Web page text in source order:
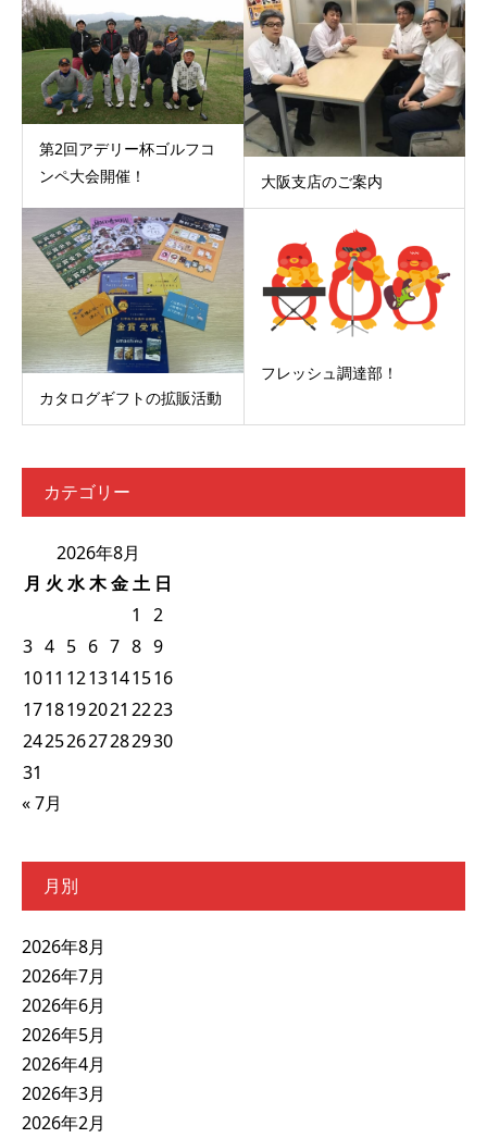
第2回アデリー杯ゴルフコ
ンペ大会開催！
大阪支店のご案内
カタログギフトの拡販活動
フレッシュ調達部！
カテゴリー
2026年8月
月 火 水木金土 日
1
2
3 4 5 6 7 8 9
1011 1213141516
1718192021 2223
24252627282930
31
« 7月
月別
2026年8月
2026年7月
2026年6月
2026年5月
2026年4月
2026年3月
2026年2月